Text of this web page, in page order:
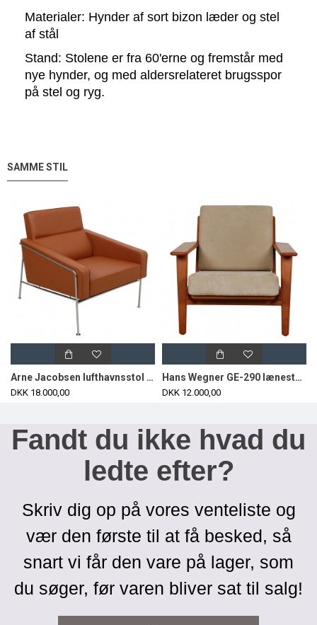
Materialer: Hynder af sort bizon læder og stel
af stål
Stand: Stolene er fra 60'erne og fremstår med
nye hynder, og med aldersrelateret brugsspor
på stel og ryg.
SAMME STIL
Arne Jacobsen lufthavnsstol i nypolstret Valnød anilin læder
DKK 18.000,00
Hans Wegner GE-290 lænestol af valnød og beige stof
DKK 12.000,00
Fandt du ikke hvad du
ledte efter?
Skriv dig op på vores venteliste og
vær den første til at få besked, så
snart vi får den vare på lager, som
du søger, før varen bliver sat til salg!